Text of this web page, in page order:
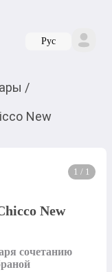
Руc
/
New
1 / 1
New
сочетанию